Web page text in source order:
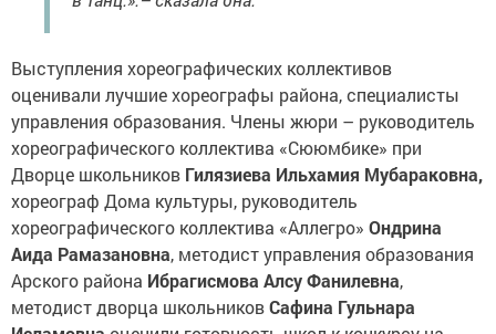
оценивали лучшие хореографы района, специалисты
управления образования. Члены жюри – руководитель
хореографического коллектива «Сююмбике» при
Дворце школьниковГилязиева Ильхамия Мубараковна,
хореограф Дома культуры, руководитель
хореографического коллектива «Аллегро»
Аида Рамазановна, методист управления образования
Арского районаИбрагисмова Алсу Фанилевна,
методист дворца школьниковСафина Гульнара
Исламовнаоценили готовность школ к конкурсу на